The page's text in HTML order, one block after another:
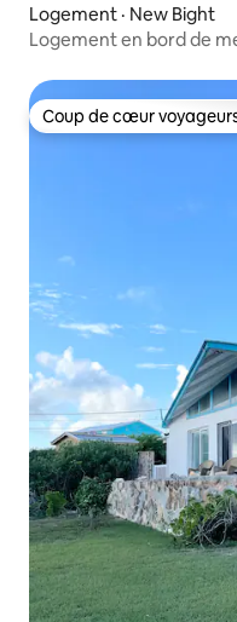
Logement · New Bight
Logement en bord de
Coup de cœur
Coup de cœur